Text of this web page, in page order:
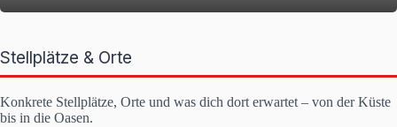
Stellplätze & Orte
Konkrete Stellplätze, Orte und was dich dort erwartet – von der Küste
bis in die Oasen.